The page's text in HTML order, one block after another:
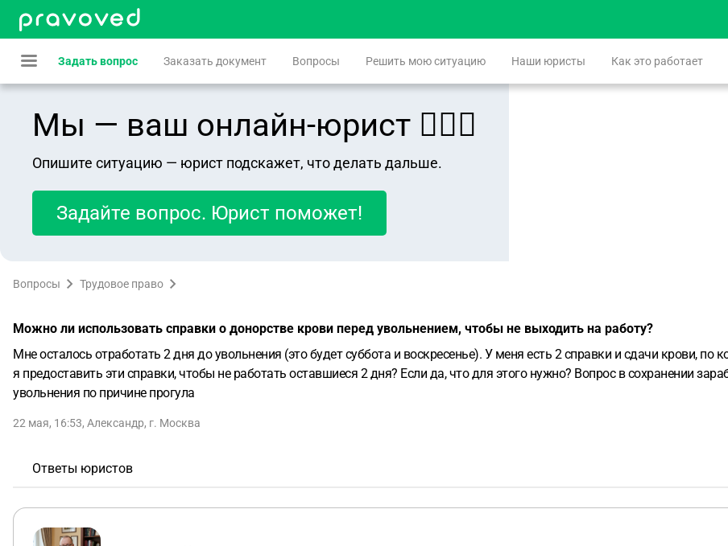
Задать вопрос Заказать документ Вопросы Решить мою ситуацию Наши юристы Как это работает
Мы — ваш онлайн-юрист 👨🏻‍⚖️
Опишите ситуацию — юрист подскажет, что делать дальше.
Задайте вопрос. Юрист поможет!
Вопросы Трудовое право
Можно ли использовать справки о донорстве крови перед увольнением, чтобы не выходить на работу?
Мне осталось отработать 2 дня до увольнения (это будет суббота и воскресенье). У меня есть 2 справки и сдачи крови,
я предоставить эти справки, чтобы не работать оставшиеся 2 дня? Если да, что для этого нужно? Вопрос в сохранении
увольнения по причине прогула
22 мая, 16:53, Александр, г. Москва
Ответы юристов